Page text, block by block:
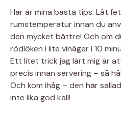
Här är mina bästa tips: Låt
rumstemperatur innan du
den mycket bättre! Och om
rödlöken i lite vinäger i 10
Ett litet trick jag lärt mig är
precis innan servering – så
Och kom ihåg – den här
inte lika god kall!